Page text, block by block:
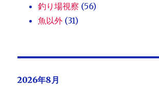
釣り場視察 (56)
魚以外 (31)
2026年8月